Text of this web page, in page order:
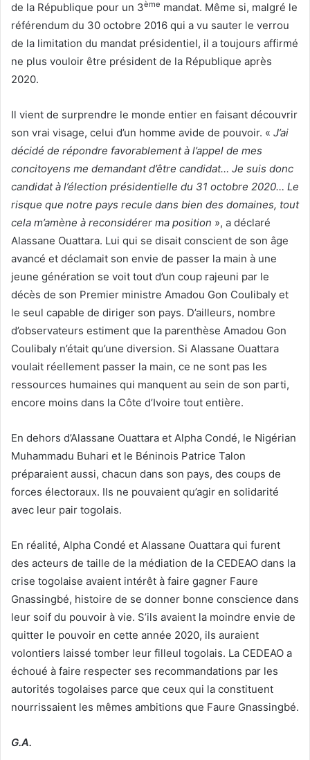
de la République pour un 3ème mandat. Même si, malgré le
référendum du 30 octobre 2016 qui a vu sauter le verrou
de la limitation du mandat présidentiel, il a toujours affirmé
ne plus vouloir être président de la République après
2020.
Il vient de surprendre le monde entier en faisant découvrir
son vrai visage, celui d’un homme avide de pouvoir. « J’ai
décidé de répondre favorablement à l’appel de mes
concitoyens me demandant d’être candidat… Je suis donc
candidat à l’élection présidentielle du 31 octobre 2020… Le
risque que notre pays recule dans bien des domaines, tout
cela m’amène à reconsidérer ma position », a déclaré
Alassane Ouattara. Lui qui se disait conscient de son âge
avancé et déclamait son envie de passer la main à une
jeune génération se voit tout d’un coup rajeuni par le
décès de son Premier ministre Amadou Gon Coulibaly et
le seul capable de diriger son pays. D’ailleurs, nombre
d’observateurs estiment que la parenthèse Amadou Gon
Coulibaly n’était qu’une diversion. Si Alassane Ouattara
voulait réellement passer la main, ce ne sont pas les
ressources humaines qui manquent au sein de son parti,
encore moins dans la Côte d’Ivoire tout entière.
En dehors d’Alassane Ouattara et Alpha Condé, le Nigérian
Muhammadu Buhari et le Béninois Patrice Talon
préparaient aussi, chacun dans son pays, des coups de
forces électoraux. Ils ne pouvaient qu’agir en solidarité
avec leur pair togolais.
En réalité, Alpha Condé et Alassane Ouattara qui furent
des acteurs de taille de la médiation de la CEDEAO dans la
crise togolaise avaient intérêt à faire gagner Faure
Gnassingbé, histoire de se donner bonne conscience dans
leur soif du pouvoir à vie. S’ils avaient la moindre envie de
quitter le pouvoir en cette année 2020, ils auraient
volontiers laissé tomber leur filleul togolais. La CEDEAO a
échoué à faire respecter ses recommandations par les
autorités togolaises parce que ceux qui la constituent
nourrissaient les mêmes ambitions que Faure Gnassingbé.
G.A.